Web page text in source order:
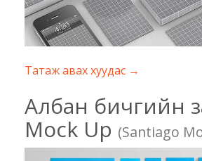
Татаж авах хуудас →
Албан бичгийн
Mock Up (Santiago